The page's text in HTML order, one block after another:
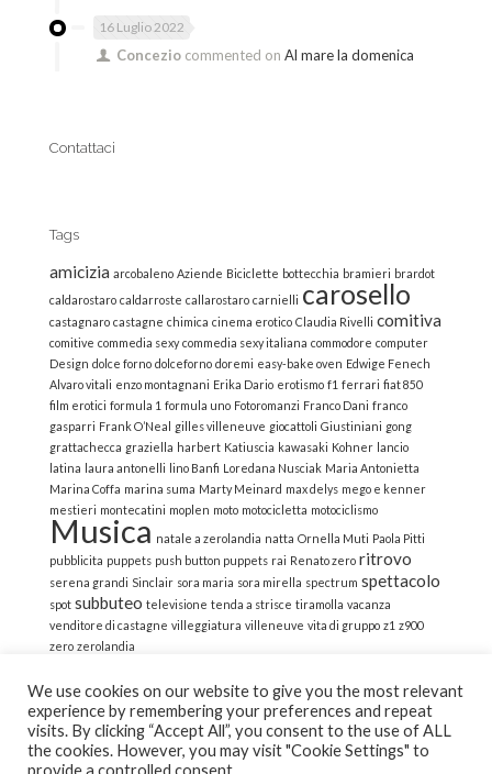
16 Luglio 2022
Concezio commented onAl mare la domenica
Contattaci
Tags
amicizia arcobaleno Aziende Biciclette bottecchia bramieri brardot
caldarostaro caldarroste callarostaro carnielli carosello
castagnaro castagne chimica cinema erotico Claudia Rivelli comitiva
comitive commedia sexy commedia sexy italiana commodore computer
Design dolce forno dolceforno doremi easy-bake oven Edwige Fenech
Alvaro vitali enzo montagnani Erika Dario erotismo f1 ferrari fiat 850
film erotici formula 1 formula uno Fotoromanzi Franco Dani franco
gasparri Frank O’Neal gilles villeneuve giocattoli Giustiniani gong
grattachecca graziella harbert Katiuscia kawasaki Kohner lancio
latina laura antonelli lino Banfi Loredana Nusciak Maria Antonietta
Marina Coffa marina suma Marty Meinard max delys mego e kenner
mestieri montecatini moplen moto motocicletta motociclismo
Musica natale a zerolandia natta Ornella Muti Paola Pitti
pubblicita puppets push button puppets rai Renato zero ritrovo
serena grandi Sinclair sora maria sora mirella spectrum spettacolo
spot subbuteo televisione tenda a strisce tiramolla vacanza
venditore di castagne villeggiatura villeneuve vita di gruppo z1 z900
zero zerolandia
© 2022 La Strana Nostalgia | All Rights Reserved | Powered
We use cookies on our website to give you the most relevant
experience by remembering your preferences and repeat
visits. By clicking “Accept All”, you consent to the use of ALL
the cookies. However, you may visit "Cookie Settings" to
provide a controlled consent.